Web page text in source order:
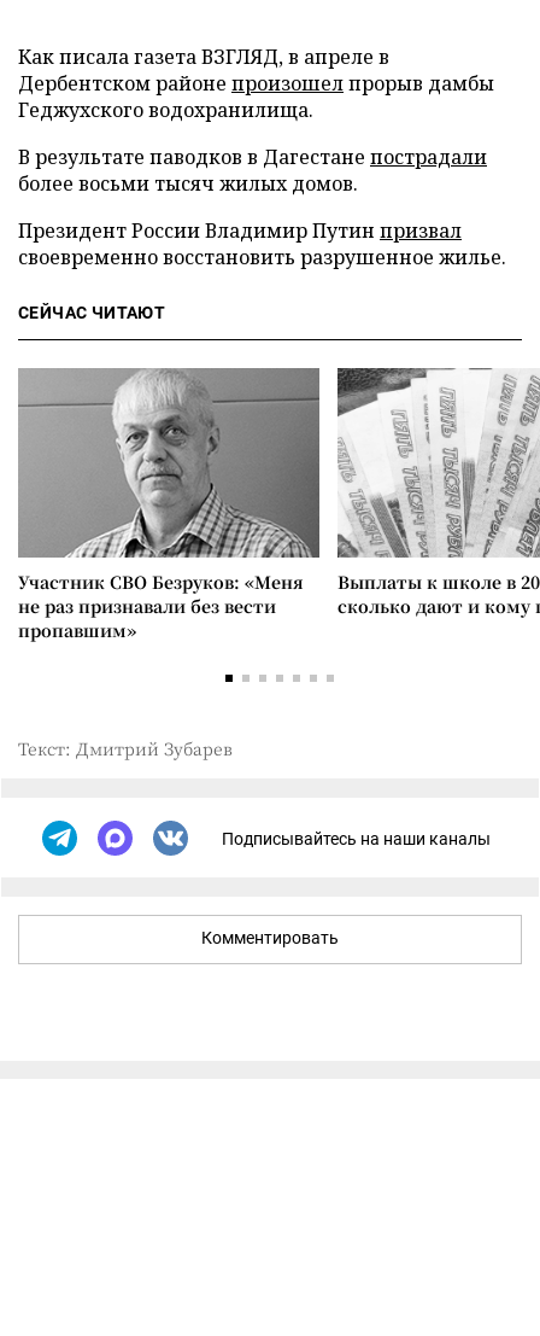
Как писала газета ВЗГЛЯД, в апреле в
Дербентском районе произошелпрорыв дамбы
Геджухского водохранилища.
В результате паводков в Дагестане пострадали
более восьми тысяч жилых домов.
Президент России Владимир Путин призвал
своевременно восстановить разрушенное жилье.
СЕЙЧАС ЧИТАЮТ
Участник СВО Безруков: «Меня
не раз признавали без вести
пропавшим»
Выплаты к школе в
сколько дают и
Текст: Дмитрий Зубарев
Подписывайтесь на наши каналы
Комментировать